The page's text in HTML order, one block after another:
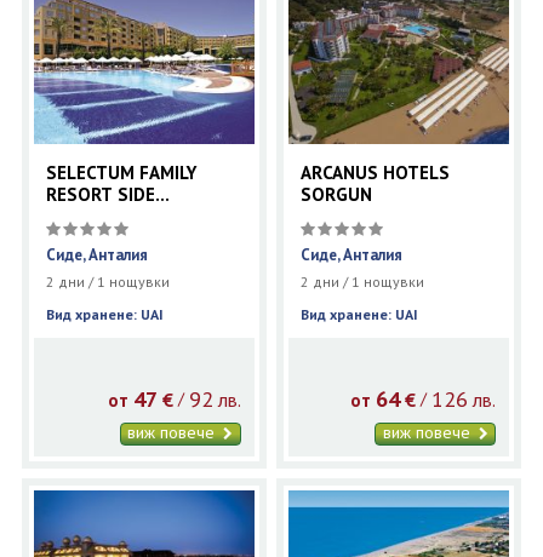
SELECTUM FAMILY
RESORT SIDE
(EX.SILENCE BEACH
RESORT)
Сиде, Анталия
2 дни / 1 нощувки
Вид хранене: UAI
от 47 €/ 92 лв.
виж повече
ARCANUS HOTELS
SORGUN
Сиде, Анталия
2 дни / 1 нощувки
Вид хранене: UAI
от 64 € / 126 лв.
виж повече